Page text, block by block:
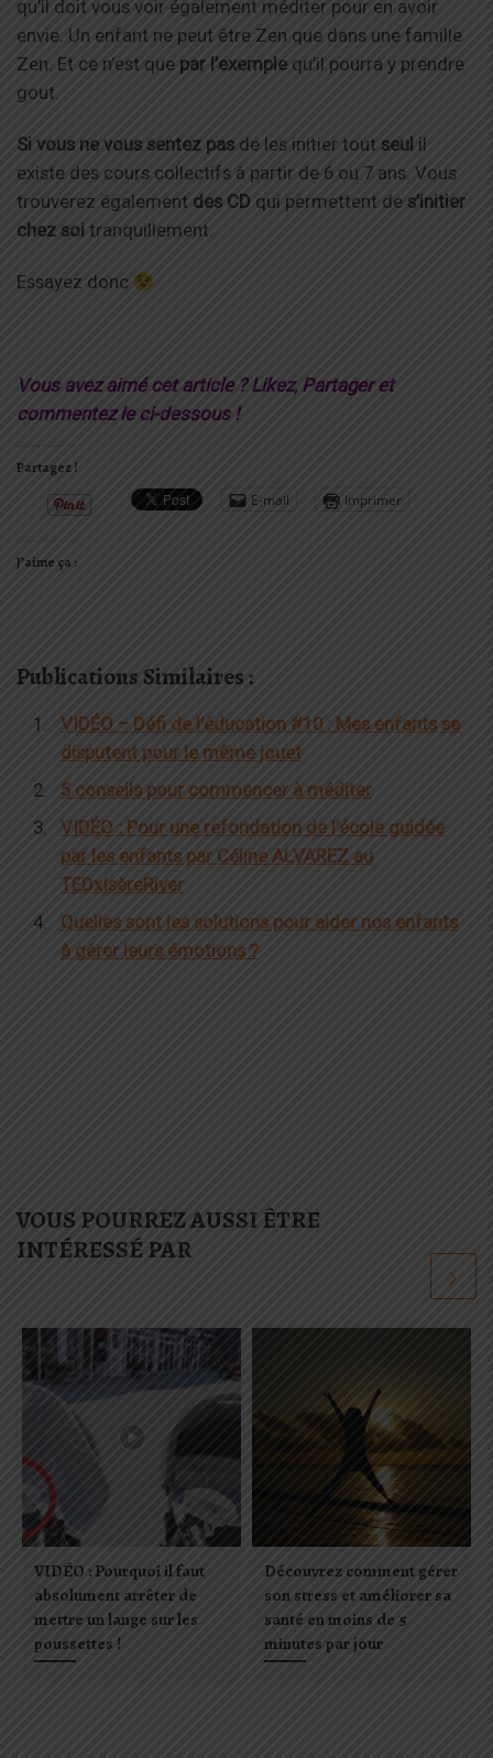
qu’il doit vous voir également méditer pour en avoir
envie. Un enfant ne peut être Zen que dans une famille
Zen. Et ce n’est que par l’exemple qu’il pourra y prendre
gout.
Si vous ne vous sentez pas de les initier tout seul il
existe des cours collectifs à partir de 6 ou 7 ans. Vous
trouverez également des CD qui permettent de s’initier
chez soi tranquillement.
Essayez donc
Vous avez aimé cet article ? Likez, Partager et
commentez le ci-dessous !
Partagez !
E-mail Imprimer
J’aime ça :
Publications Similaires :
VIDÉO – Défi de l’éducation #10 : Mes enfants se
disputent pour le même jouet
5 conseils pour commencer à méditer
VIDÉO : Pour une refondation de l’école guidée
par les enfants par Céline ALVAREZ au
TEDxIsèreRiver
Quelles sont les solutions pour aider nos enfants
à gérer leurs émotions ?
VOUS POURREZ AUSSI ÊTRE
INTÉRESSÉ PAR
VIDÉO : Pourquoi il faut
absolument arrêter de
mettre un lange sur les
poussettes !
Découvrez comment gérer
son stress et améliorer sa
santé en moins de 5
minutes par jour